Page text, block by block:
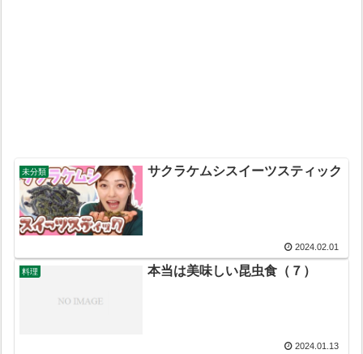
未分類 サクラケムシスイーツスティック
2024.02.01
料理 本当は美味しい昆虫食（７）
2024.01.13